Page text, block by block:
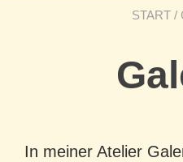
START/
In meiner Atelier